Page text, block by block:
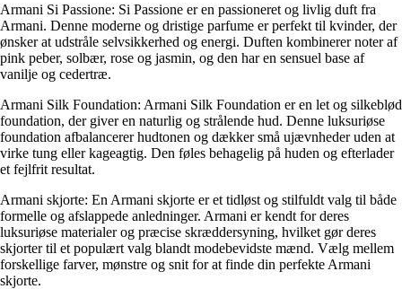
Armani Si Passione: Si Passione er en passioneret og livlig duft fra
Armani. Denne moderne og dristige parfume er perfekt til kvinder, der
ønsker at udstråle selvsikkerhed og energi. Duften kombinerer noter af
pink peber, solbær, rose og jasmin, og den har en sensuel base af
vanilje og cedertræ.
Armani Silk Foundation: Armani Silk Foundation er en let og silkeblød
foundation, der giver en naturlig og strålende hud. Denne luksuriøse
foundation afbalancerer hudtonen og dækker små ujævnheder uden at
virke tung eller kageagtig. Den føles behagelig på huden og efterlader
et fejlfrit resultat.
Armani skjorte: En Armani skjorte er et tidløst og stilfuldt valg til både
formelle og afslappede anledninger. Armani er kendt for deres
luksuriøse materialer og præcise skræddersyning, hvilket gør deres
skjorter til et populært valg blandt modebevidste mænd. Vælg mellem
forskellige farver, mønstre og snit for at finde din perfekte Armani
skjorte.